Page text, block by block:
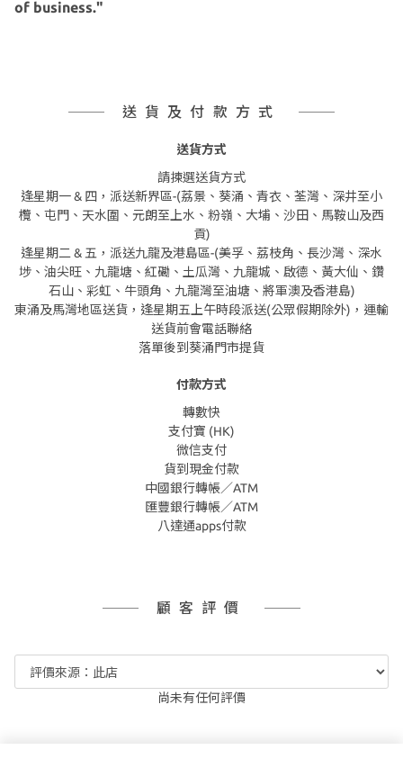
of business."
送貨及付款方式
送貨方式
請揀選送貨方式
逢星期一 & 四，派送新界區-(荔景、葵涌、青衣、荃灣、深井至小
欖、屯門、天水圍、元朗至上水、粉嶺、大埔、沙田、馬鞍山及西
貢)
逢星期二 & 五，派送九龍及港島區-(美孚、荔枝角、長沙灣、深水
埗、油尖旺、九龍塘、紅磡、土瓜灣、九龍城、啟德、黃大仙、鑽
石山、彩虹、牛頭角、九龍灣至油塘、將軍澳及香港島)
東涌及馬灣地區送貨，逢星期五上午時段派送(公眾假期除外)，運輸
送貨前會電話聯絡
落單後到葵涌門市提貨
付款方式
轉數快
支付寶 (HK)
微信支付
貨到現金付款
中國銀行轉帳／ATM
匯豐銀行轉帳／ATM
八達通apps付款
顧客評價
尚未有任何評價